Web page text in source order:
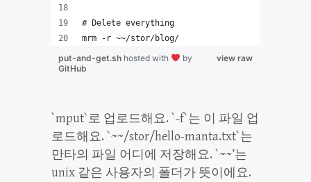
# Delete everything
mrm -r ~~/stor/blog/
view raw
put-and-get.sh hosted with
by
GitHub
`mput`로 업로드해요. `-f`는 이 파일 업
로드해요. `~~/stor/hello-manta.txt`는
만타의 파일 어디에 저장해요. `~~’는
unix 같은 사용자의 폴더가 뜻이에요.